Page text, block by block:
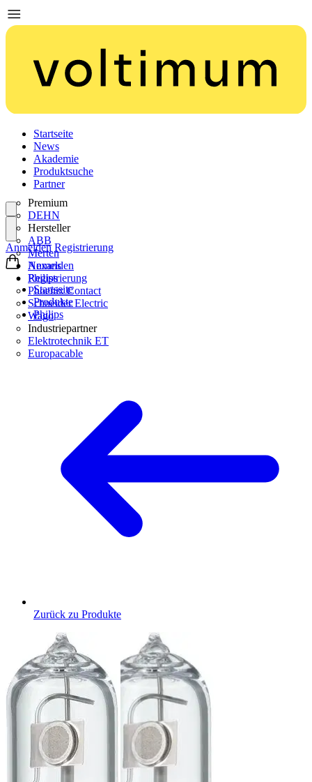
Startseite
News
Akademie
Produktsuche
Partner
Premium
DEHN
Hersteller
ABB
Merten
Nexans
Philips
Phoenix Contact
Schneider Electric
Wago
Industriepartner
Elektrotechnik ET
Europacable
Anmelden
Registrierung
Anmelden Registrierung
Startseite
Produkte
Philips
Zurück zu Produkte